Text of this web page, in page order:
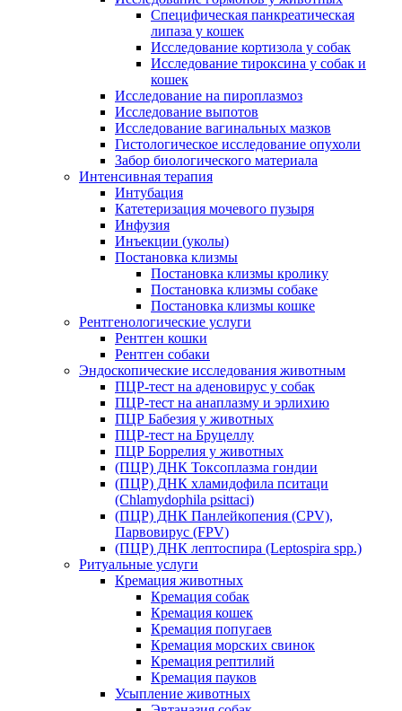
Специфическая панкреатическая
липаза у кошек
Исследование кортизола у собак
Исследование тироксина у собак и
кошек
Исследование на пироплазмоз
Исследование выпотов
Исследование вагинальных мазков
Гистологическое исследование опухоли
Забор биологического материала
Интенсивная терапия
Интубация
Катетеризация мочевого пузыря
Инфузия
Инъекции (уколы)
Постановка клизмы
Постановка клизмы кролику
Постановка клизмы собаке
Постановка клизмы кошке
Рентгенологические услуги
Рентген кошки
Рентген собаки
Эндоскопические исследования животным
ПЦР-тест на аденовирус у собак
ПЦР-тест на анаплазму и эрлихию
ПЦР Бабезия у животных
ПЦР-тест на Бруцеллу
ПЦР Боррелия у животных
(ПЦР) ДНК Токсоплазма гондии
(ПЦР) ДНК хламидофила пситаци
(Chlamydophila psittaci)
(ПЦР) ДНК Панлейкопения (CPV),
Парвовирус (FPV)
(ПЦР) ДНК лептоспира (Leptospira spp.)
Ритуальные услуги
Кремация животных
Кремация собак
Кремация кошек
Кремация попугаев
Кремация морских свинок
Кремация рептилий
Кремация пауков
Усыпление животных